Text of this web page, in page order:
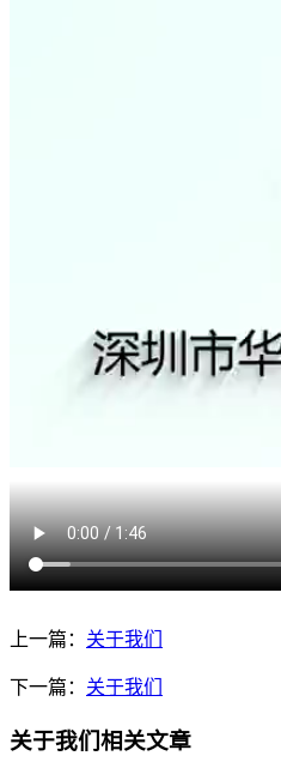
上一篇： 关于我们
下一篇： 关于我们
关于我们相关文章